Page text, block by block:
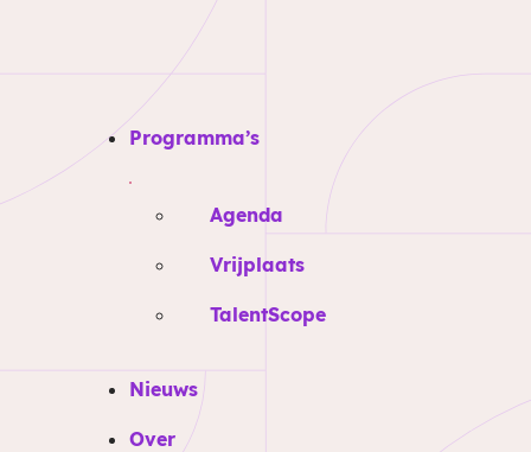
Programma’s
Agenda
Vrijplaats
TalentScope
Nieuws
Over